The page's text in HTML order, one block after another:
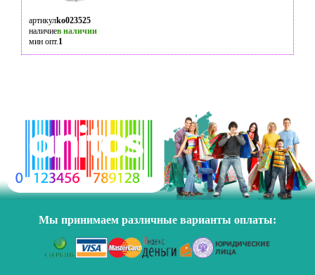
артикулko023525
наличиев наличии
мин опт.1
Мы принимаем различные варианты оплаты: